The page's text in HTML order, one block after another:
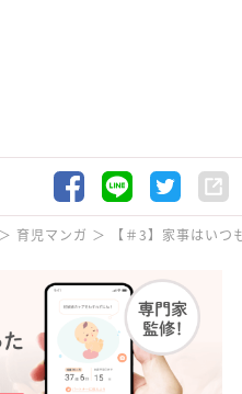
育児マンガ 【＃3】家事はい